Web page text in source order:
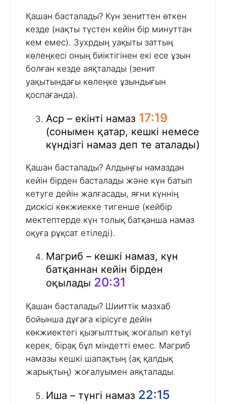
Қашан басталады? Күн зениттен өткен
кезде (нақты түстен кейін бір минуттан
кем емес). Зухрдың уақыты заттың
көлеңкесі оның биіктігінен екі есе ұзын
болған кезде аяқталады (зенит
уақытындағы көлеңке ұзындығын
қоспағанда).
Аср – екінті намаз 17:19
(сонымен қатар, кешкі немесе
күндізгі намаз деп те аталады)
Қашан басталады? Алдыңғы намаздан
кейін бірден басталады және күн батып
кетуге дейін жалғасады, яғни күннің
дискісі көкжиекке тигенше (кейбір
мектептерде күн толық батқанша намаз
оқуға рұқсат етіледі).
Магриб – кешкі намаз, күн
батқаннан кейін бірден
оқылады 20:31
Қашан басталады? Шииттік мазхаб
бойынша дұғаға кірісуге дейін
көкжиектегі қызғылттық жоғалып кетуі
керек, бірақ бұл міндетті емес. Магриб
намазы кешкі шапақтың (ақ қалдық
жарықтың) жоғалуымен аяқталады.
Иша – түнгі намаз 22:15